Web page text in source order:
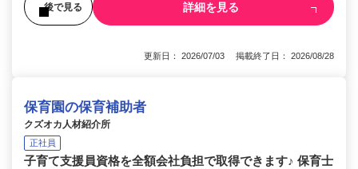
後で見る 詳細を見る
更新日： 2026/07/03 掲載終了日： 2026/08/28
保育園の保育補助者
クズオカ人材紹介所
正社員
子育て支援員資格を全額会社負担で取得できます♪ 保育士